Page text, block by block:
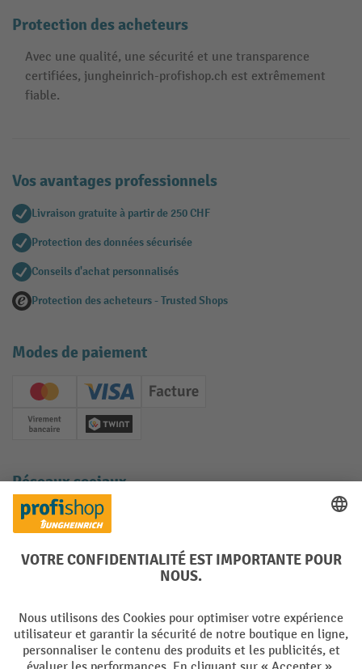
Protection des acheteurs
Avec une qualité, une sécurité et une transparence
certifiées, jungheinrich-profishop.ch est extrêmement
fiable.
Vos avantages professionnels
Livraison gratuite à partir de 250 CHF
Protection des données sécurisée
Conseils d'achat personnalisés
Protection des acheteurs - Trusted Shops
Modes de paiement
Creditcard (Master)Creditcard (Visa)
Facture
Paiement anticipé
Twint
Réseaux sociaux
Facebook
YouTube
LinkedInInstagram